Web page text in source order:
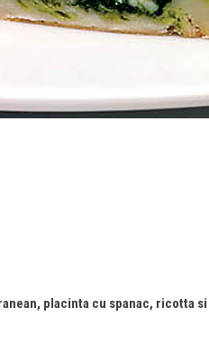
placinta cu spanac, ricotta